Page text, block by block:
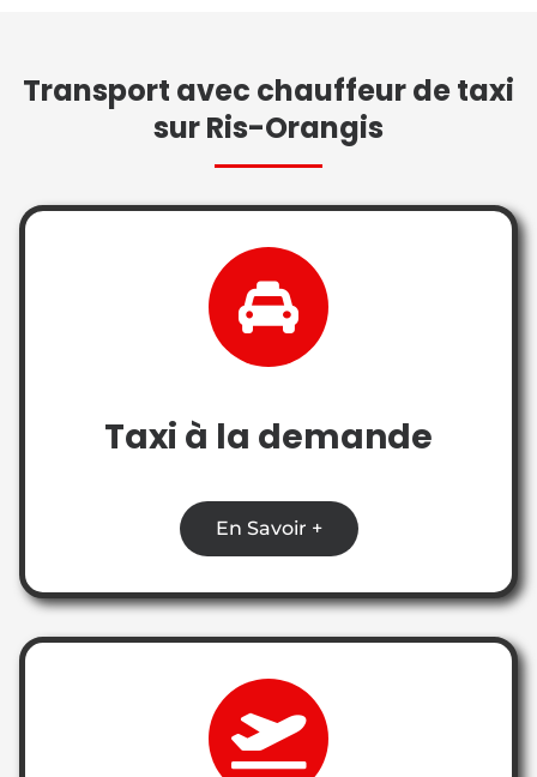
Transport avec chauffeur de taxi
sur Ris-Orangis
Taxi à la demande
En Savoir +